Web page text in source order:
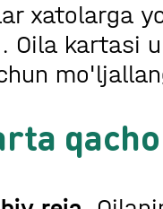
xatolarga
Oila kartasi